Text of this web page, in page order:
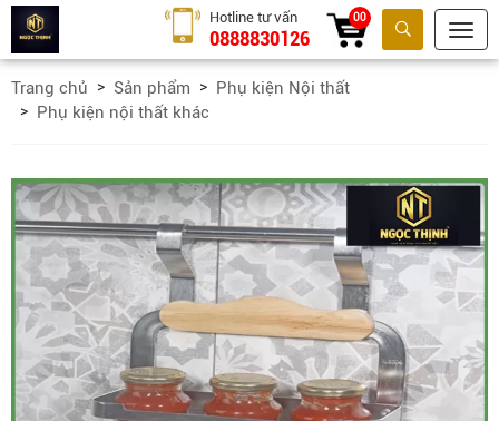
Tìm kiếm
Hotline tư vấn
0888830126
00
Trang chủ Sản phẩm
Phụ kiện Nội thất
Phụ kiện nội thất khác